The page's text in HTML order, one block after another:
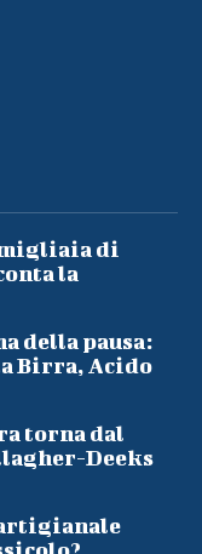
di
la
della pausa:
Birra, Acido
torna dal
Deeks